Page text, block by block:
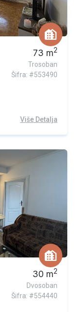
73 m2
Trosoban
Šifra: #553490
Više Detalja
30 m2
Dvosoban
Šifra: #554440